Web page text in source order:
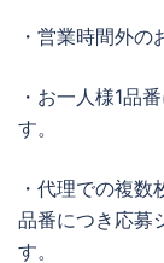
・営業時間外の
・お一人様1品
す。
・代理での複
品番につき応募
す。